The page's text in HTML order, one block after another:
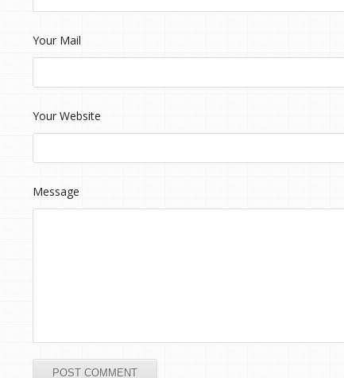
Your Mail
Your Website
Message